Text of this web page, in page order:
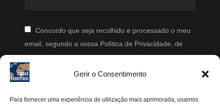
Gerir o Consentimento
Para fornecer uma experiência de utilização mais aprimorada, usamos
Concordo que seja recolhido e processado o meu
email, segundo a vossa Política de Privacidade, de
modo a que posteriormente possam enviar-me emails
periodicamente.
Segue-me